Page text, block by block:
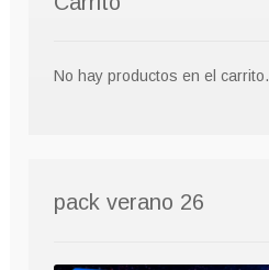
No hay productos en el carrito.
pack verano 26